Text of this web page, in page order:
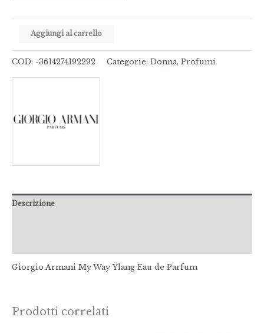
Aggiungi al carrello
COD: -3614274192292 Categorie: Donna, Profumi
Descrizione
Giorgio Armani My Way Ylang Eau de Parfum
Prodotti correlati